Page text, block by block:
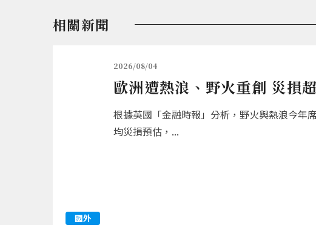
相關新聞
2026/08/04
歐洲遭熱浪、野火重創 災損
根據英國「金融時報」分析，野火與熱浪今年
均災損預估，...
國外